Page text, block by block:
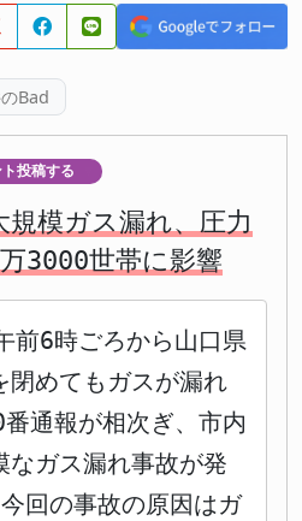
Bad
投稿する
規模ガス漏れ、圧力
3000世帯に影響
前6時ごろから山口県
閉めてもガスが漏れ
通報が相次ぎ、市内
なガス漏れ事故が発
回の事故の原因はガ